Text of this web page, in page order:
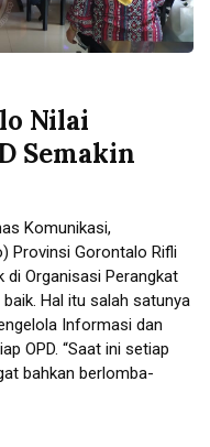
Nilai
Semakin
Komunikasi,
Provinsi Gorontalo Rifli
Organisasi Perangkat
Hal itu salah satunya
Informasi dan
OPD. “Saat ini setiap
bahkan berlomba-